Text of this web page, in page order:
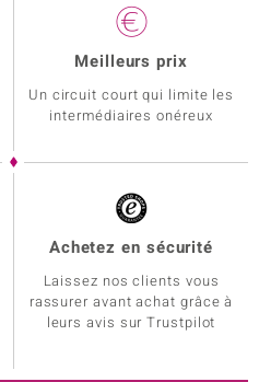
Meilleurs prix
Un circuit court qui limite les
intermédiaires onéreux
Achetez en sécurité
Laissez nos clients vous
rassurer avant achat grâce à
leurs avis sur Trustpilot